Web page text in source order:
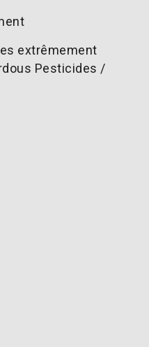
extrêmement
Pesticides /